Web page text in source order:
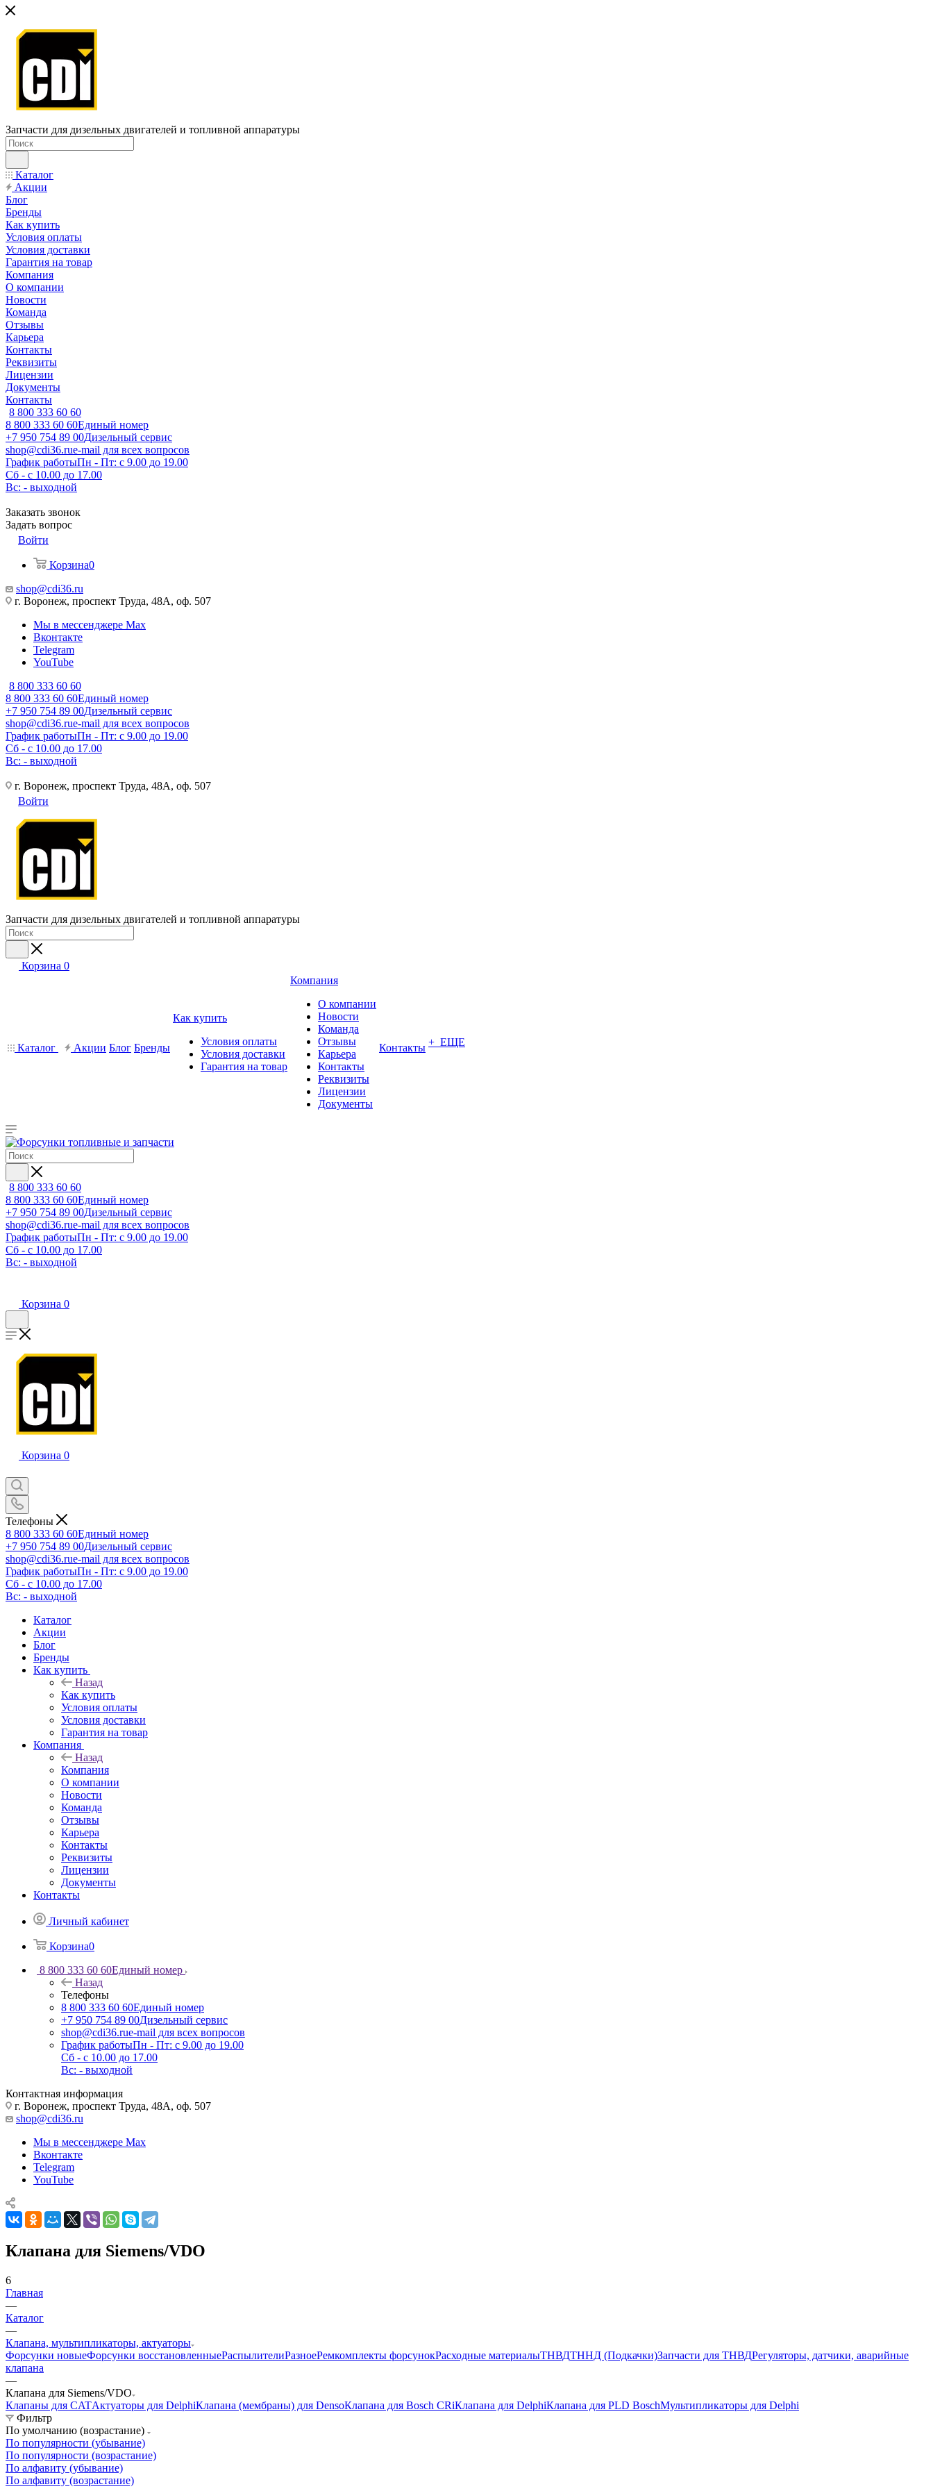
Запчасти для дизельных двигателей и топливной аппаратуры
Каталог
Акции
Блог
Бренды
Как купить
Условия оплаты
Условия доставки
Гарантия на товар
Компания
О компании
Новости
Команда
Отзывы
Карьера
Контакты
Реквизиты
Лицензии
Документы
Контакты
8 800 333 60 60
8 800 333 60 60Единый номер
+7 950 754 89 00Дизельный сервис
shop@cdi36.rue-mail для всех вопросов
График работыПн - Пт: с 9.00 до 19.00
Сб - с 10.00 до 17.00
Вс: - выходной
Заказать звонок
Задать вопрос
Войти
Корзина0
shop@cdi36.ru
г. Воронеж, проспект Труда, 48А, оф. 507
Мы в мессенджере Max
Вконтакте
Telegram
YouTube
8 800 333 60 60
8 800 333 60 60Единый номер
+7 950 754 89 00Дизельный сервис
shop@cdi36.rue-mail для всех вопросов
График работыПн - Пт: с 9.00 до 19.00
Сб - с 10.00 до 17.00
Вс: - выходной
г. Воронеж, проспект Труда, 48А, оф. 507
Войти
Запчасти для дизельных двигателей и топливной аппаратуры
Корзина 0
Каталог Акции Блог Бренды
Как купить
Условия оплаты
Условия доставки
Гарантия на товар
Компания
О компании
Новости
Команда
Отзывы
Карьера
Контакты
Реквизиты
Лицензии
Документы
Контакты + ЕЩЕ
8 800 333 60 60
8 800 333 60 60Единый номер
+7 950 754 89 00Дизельный сервис
shop@cdi36.rue-mail для всех вопросов
График работыПн - Пт: с 9.00 до 19.00
Сб - с 10.00 до 17.00
Вс: - выходной
Корзина 0
Корзина 0
Телефоны
8 800 333 60 60Единый номер
+7 950 754 89 00Дизельный сервис
shop@cdi36.rue-mail для всех вопросов
График работыПн - Пт: с 9.00 до 19.00
Сб - с 10.00 до 17.00
Вс: - выходной
Каталог
Акции
Блог
Бренды
Как купить
Назад
Как купить
Условия оплаты
Условия доставки
Гарантия на товар
Компания
Назад
Компания
О компании
Новости
Команда
Отзывы
Карьера
Контакты
Реквизиты
Лицензии
Документы
Контакты
Личный кабинет
Корзина0
8 800 333 60 60Единый номер
Назад
Телефоны
8 800 333 60 60Единый номер
+7 950 754 89 00Дизельный сервис
shop@cdi36.rue-mail для всех вопросов
График работыПн - Пт: с 9.00 до 19.00
Сб - с 10.00 до 17.00
Вс: - выходной
Контактная информация
г. Воронеж, проспект Труда, 48А, оф. 507
shop@cdi36.ru
Мы в мессенджере Max
Вконтакте
Telegram
YouTube
Клапана для Siemens/VDO
6
Главная
—
Каталог
—
Клапана, мультипликаторы, актуаторы
Форсунки новыеФорсунки восстановленныеРаспылителиРазноеРемкомплекты форсунокРасходные материалыТНВДТННД (Подкачки)Запчасти для ТНВДРегуляторы, датчики, аварийные
клапана
—
Клапана для Siemens/VDO
Клапаны для CATАктуаторы для DelphiКлапана (мембраны) для DensoКлапана для Bosch CRiКлапана для DelphiКлапана для PLD BoschМультипликаторы для Delphi
Фильтр
По умолчанию (возрастание)
По популярности (убывание)
По популярности (возрастание)
По алфавиту (убывание)
По алфавиту (возрастание)